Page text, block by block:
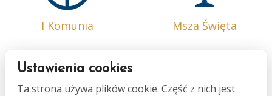
I Komunia Msza Święta
Ustawienia cookies
Ta strona używa plików cookie. Część z nich jest